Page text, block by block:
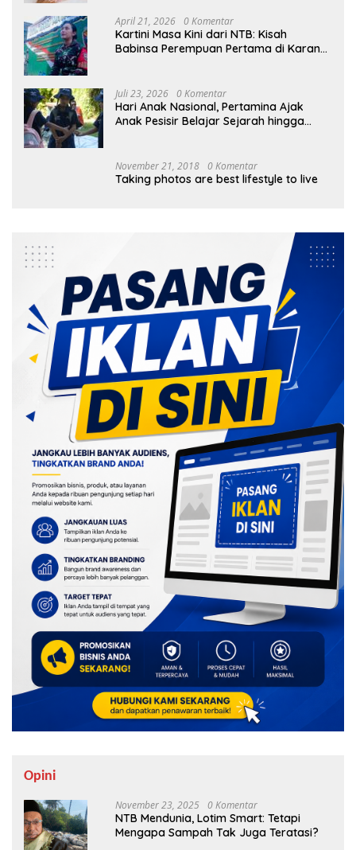
April 21, 2026 0 Komentar
Kartini Masa Kini dari NTB: Kisah
Babinsa Perempuan Pertama di Karang
Juli 23, 2026 0 Komentar
Hari Anak Nasional, Pertamina Ajak
Anak Pesisir Belajar Sejarah hingga
November 21, 2018 0 Komentar
Taking photos are best lifestyle to live
Opini
November 23, 2025 0 Komentar
NTB Mendunia, Lotim Smart: Tetapi
Mengapa Sampah Tak Juga Teratasi?